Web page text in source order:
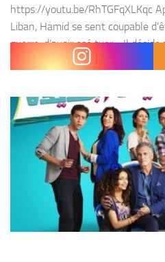
https://youtu.be/RhTGFqXLKqc
Liban, Hamid se sent coupable
guerre, d’avoir osé tuer… Il
de créer la symphonie...